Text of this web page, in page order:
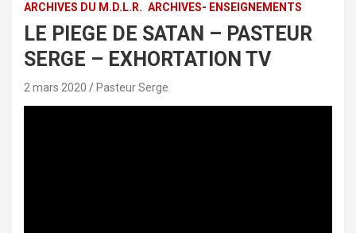
ARCHIVES DU M.D.L.R. ARCHIVES- ENSEIGNEMENTS
LE PIEGE DE SATAN – PASTEUR
SERGE – EXHORTATION TV
2 mars 2020 Pasteur Serge